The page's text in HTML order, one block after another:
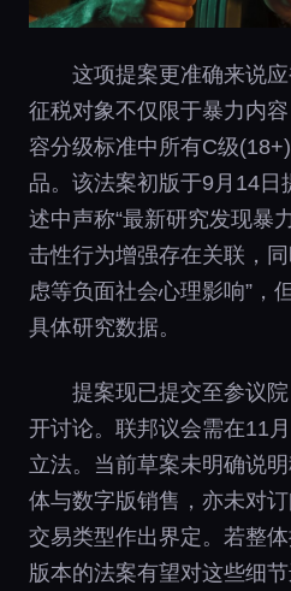
这项提案更准确来说
征税对象不仅限于暴力内
容分级标准中所有C级
品。该法案初版于9月14日
述中声称“最新研究发现暴
击性行为增强存在关联，
虑等负面社会心理影响”，
具体研究数据。
提案现已提交至参议
开讨论。联邦议会需在11
立法。当前草案未明确说
体与数字版销售，亦未对
交易类型作出界定。若整
版本的法案有望对这些细节